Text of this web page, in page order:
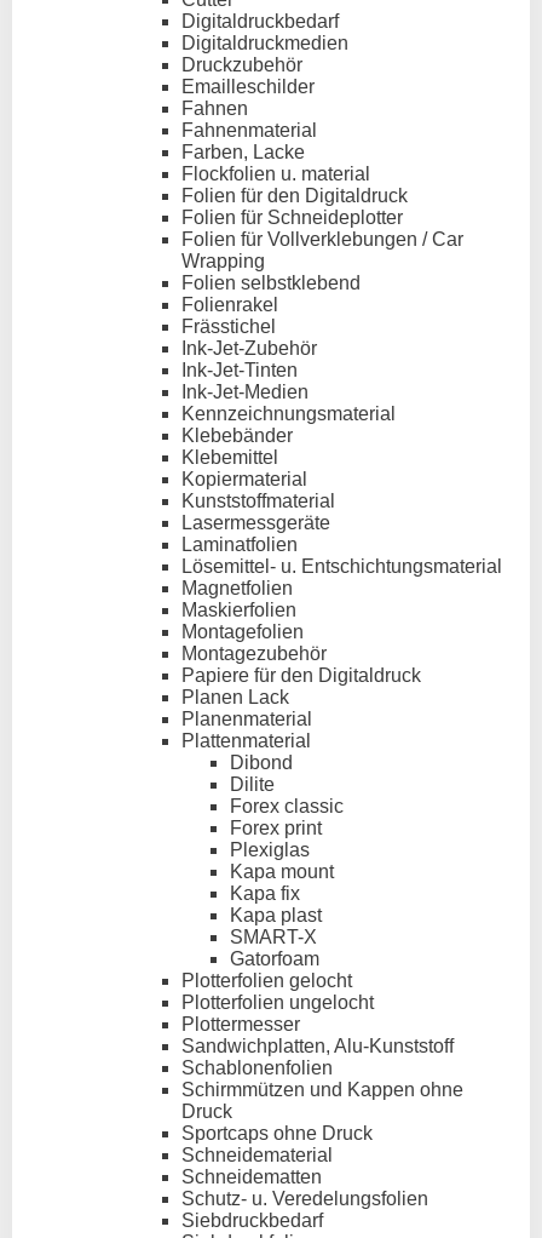
Digitaldruckbedarf
Digitaldruckmedien
Druckzubehör
Emailleschilder
Fahnen
Fahnenmaterial
Farben, Lacke
Flockfolien u. material
Folien für den Digitaldruck
Folien für Schneideplotter
Folien für Vollverklebungen / Car
Wrapping
Folien selbstklebend
Folienrakel
Frässtichel
Ink-Jet-Zubehör
Ink-Jet-Tinten
Ink-Jet-Medien
Kennzeichnungsmaterial
Klebebänder
Klebemittel
Kopiermaterial
Kunststoffmaterial
Lasermessgeräte
Laminatfolien
Lösemittel- u. Entschichtungsmaterial
Magnetfolien
Maskierfolien
Montagefolien
Montagezubehör
Papiere für den Digitaldruck
Planen Lack
Planenmaterial
Plattenmaterial
Dibond
Dilite
Forex classic
Forex print
Plexiglas
Kapa mount
Kapa fix
Kapa plast
SMART-X
Gatorfoam
Plotterfolien gelocht
Plotterfolien ungelocht
Plottermesser
Sandwichplatten, Alu-Kunststoff
Schablonenfolien
Schirmmützen und Kappen ohne
Druck
Sportcaps ohne Druck
Schneidematerial
Schneidematten
Schutz- u. Veredelungsfolien
Siebdruckbedarf